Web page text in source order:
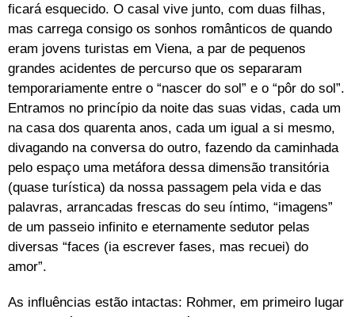
ficará esquecido. O casal vive junto, com duas filhas,
mas carrega consigo os sonhos românticos de quando
eram jovens turistas em Viena, a par de pequenos
grandes acidentes de percurso que os separaram
temporariamente entre o “nascer do sol” e o “pôr do sol”.
Entramos no princípio da noite das suas vidas, cada um
na casa dos quarenta anos, cada um igual a si mesmo,
divagando na conversa do outro, fazendo da caminhada
pelo espaço uma metáfora dessa dimensão transitória
(quase turística) da nossa passagem pela vida e das
palavras, arrancadas frescas do seu íntimo, “imagens”
de um passeio infinito e eternamente sedutor pelas
diversas “faces (ia escrever fases, mas recuei) do
amor”.
As influências estão intactas: Rohmer, em primeiro lugar